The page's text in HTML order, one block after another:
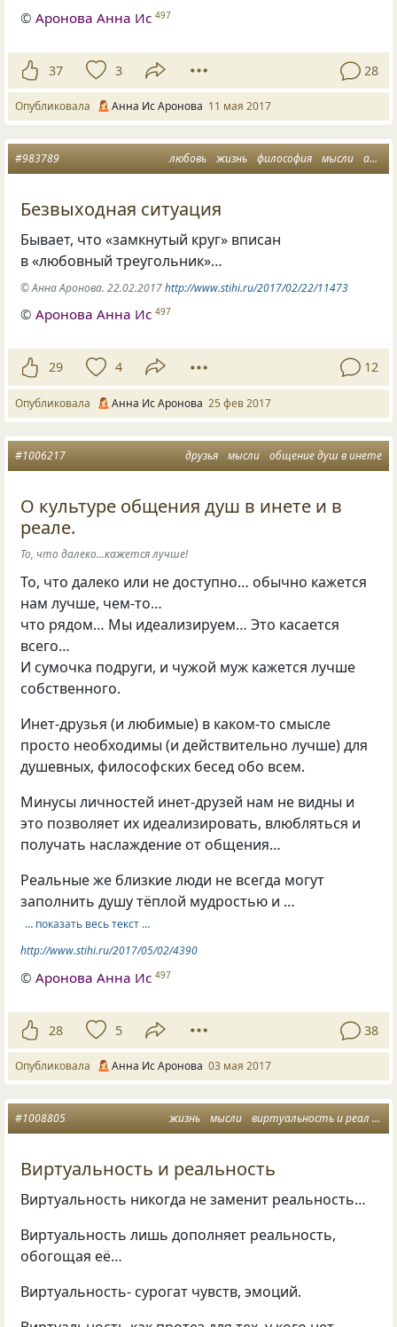
©Аронова Анна Ис 497
37 3 28
Опубликовала Анна Ис Аронова 11 мая 2017
любовь жизнь философия мысли афоризмы о жизни
#983789
Безвыходная ситуация
Бывает, что «замкнутый круг» вписан
в «любовный треугольник»…
© Анна Аронова. 22.02.2017http://www.stihi.ru/2017/02/22/11473
©Аронова Анна Ис 497
29 4 12
Опубликовала Анна Ис Аронова 25 фев 2017
друзья мысли общение душ в инете
#1006217
О культуре общения душ в инете и в
реале.
То, что далеко...кажется лучше!
То, что далеко или не доступно… обычно кажется
нам лучше, чем-то…
что рядом… Мы идеализируем… Это касается
всего…
И сумочка подруги, и чужой муж кажется лучше
собственного.
Инет-друзья (и любимые) в каком-то смысле
просто необходимы (и действительно лучше) для
душевных, философских бесед обо всем.
Минусы личностей инет-друзей нам не видны и
это позволяет их идеализировать, влюбляться и
получать наслаждение от общения…
Реальные же близкие люди не всегда могут
заполнить душу тёплой мудростью и …
… показать весь текст …
http://www.stihi.ru/2017/05/02/4390
©Аронова Анна Ис 497
28 5 38
Опубликовала Анна Ис Аронова 03 мая 2017
жизнь мысли виртуальность и реал
#1008805
Виртуальность и реальность
Виртуальность никогда не заменит реальность…
Виртуальность лишь дополняет реальность,
обогощая её…
Виртуальность- сурогат чувств, эмоций.